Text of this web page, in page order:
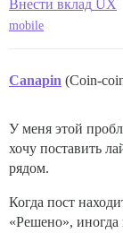
Внести вклад UX
mobile
Canapin (Coin-
У меня этой
хочу поставить
рядом.
Когда пост
«Решено», иногда